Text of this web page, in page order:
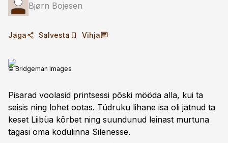
Bjørn Bojesen
Jaga Salvesta Vihja
© Bridgeman Images
Pisarad voolasid printsessi põski mööda alla, kui ta
seisis ning lohet ootas. Tüdruku lihane isa oli jätnud ta
keset Liibüa kõrbet ning suundunud leinast murtuna
tagasi oma kodu­linna Silenesse.